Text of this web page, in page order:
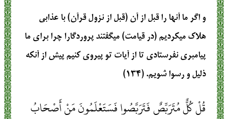
و اگر ما آنها را قبل از آن (قبل از نزول قرآن) با عذابي
هلاك ميكرديم (در قيامت) ميگفتند پروردگارا چرا براي ما
پيامبري نفرستادي تا از آيات تو پيروي كنيم پيش از آنكه
ذليل و رسوا شويم. (۱۳۴)
قُلْ كُلٌّ مُتَرَبِّصٌ فَتَرَبَّصُوا فَسَتَعْلَمُونَ مَنْ أَصْحَابُ